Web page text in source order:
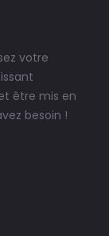
votre
être mis en
besoin !